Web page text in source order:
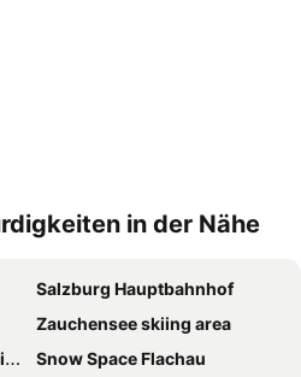
in der Nähe
Salzburg Hauptbahnhof
Zauchensee skiing area
Snow Space Flachau